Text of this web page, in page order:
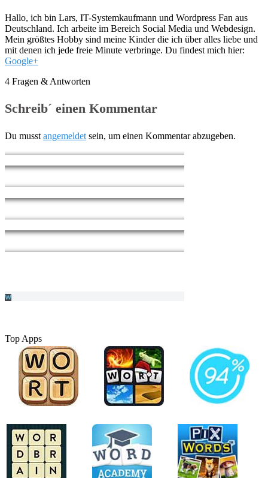
Hallo, ich bin Lars, IT-Systemkaufmann und Wordpress Fan aus
Deutschland. Ich arbeite im Bereich Social Media und Webdesign.
Mein größtes Hobby sind meine Kinder die ich über alles liebe und
mit denen ich jede freie Minute verbringe. Du findest mich hier:
Google+
4 Fragen & Antworten
Schreib´ einen Kommentar
Du musst angemeldet sein, um einen Kommentar abzugeben.
Top Apps